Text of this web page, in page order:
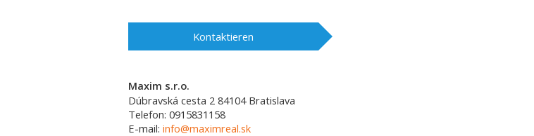
Kontaktieren
Maxim s.r.o.
Dúbravská cesta 2 84104 Bratislava
Telefon: 0915831158
E-mail: info@maximreal.sk